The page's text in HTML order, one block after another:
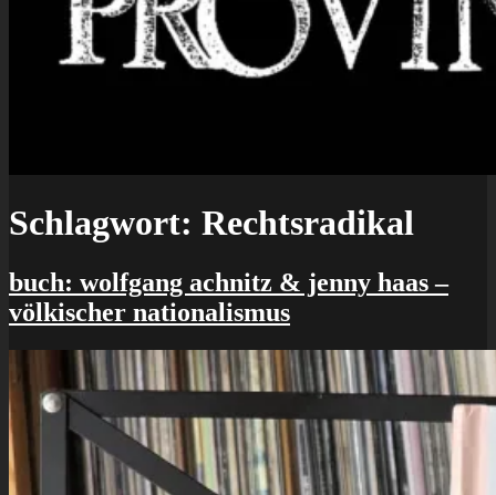
Schlagwort: Rechtsradikal
buch: wolfgang achnitz & jenny haas –
völkischer nationalismus